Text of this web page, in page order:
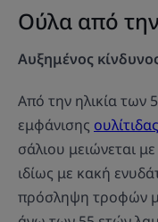
Ούλα από
Αυξημένος
Από την ηλικία των
εμφάνισης ουλίτιδας
σάλιου μειώνεται
ιδίως με κακή
πρόσληψη τροφών